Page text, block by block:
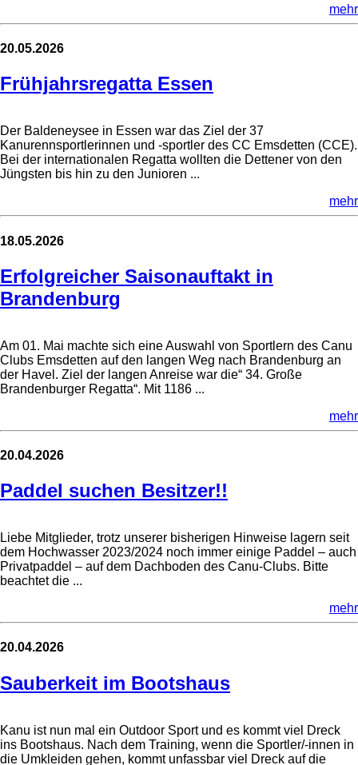
mehr
20.05.2026
Frühjahrsregatta Essen
Der Baldeneysee in Essen war das Ziel der 37
Kanurennsportlerinnen und -sportler des CC Emsdetten (CCE).
Bei der internationalen Regatta wollten die Dettener von den
Jüngsten bis hin zu den Junioren ...
mehr
18.05.2026
Erfolgreicher Saisonauftakt in
Brandenburg
Am 01. Mai machte sich eine Auswahl von Sportlern des Canu
Clubs Emsdetten auf den langen Weg nach Brandenburg an
der Havel. Ziel der langen Anreise war die“ 34. Große
Brandenburger Regatta“. Mit 1186 ...
mehr
20.04.2026
Paddel suchen Besitzer!!
Liebe Mitglieder, trotz unserer bisherigen Hinweise lagern seit
dem Hochwasser 2023/2024 noch immer einige Paddel – auch
Privatpaddel – auf dem Dachboden des Canu-Clubs. Bitte
beachtet die ...
mehr
20.04.2026
Sauberkeit im Bootshaus
Kanu ist nun mal ein Outdoor Sport und es kommt viel Dreck
ins Bootshaus. Nach dem Training, wenn die Sportler/-innen in
die Umkleiden gehen, kommt unfassbar viel Dreck auf die